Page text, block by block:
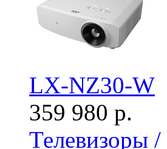
LX-NZ30-W
359 980 р.
Телевизоры